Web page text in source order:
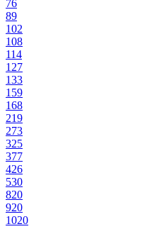
76
89
102
108
114
127
133
159
168
219
273
325
377
426
530
820
920
1020